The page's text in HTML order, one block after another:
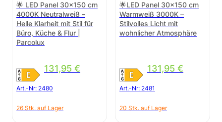
🌟 LED Panel 30×150 cm
4000K Neutralweiß –
Helle Klarheit mit Stil für
Büro, Küche & Flur |
Parcolux
131,95 €
Art.-Nr: 2480
26 Stk. auf Lager
🌟LED Panel 30×150 cm
Warmweiß 3000K –
Stilvolles Licht mit
wohnlicher Atmosphäre
131,95 €
Art.-Nr: 2481
20 Stk. auf Lager